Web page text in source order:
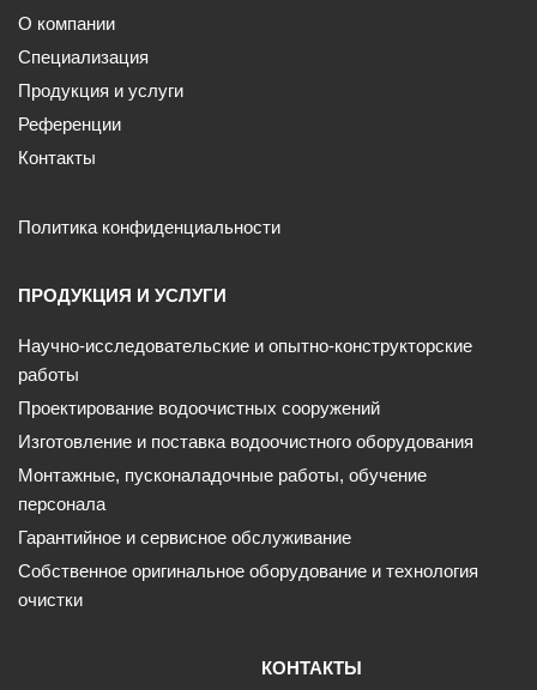
О компании
Специализация
Продукция и услуги
Референции
Контакты
Политика конфиденциальности
ПРОДУКЦИЯ И УСЛУГИ
Научно-исследовательские и опытно-конструкторские
работы
Проектирование водоочистных сооружений
Изготовление и поставка водоочистного оборудования
Монтажные, пусконаладочные работы, обучение
персонала
Гарантийное и сервисное обслуживание
Собственное оригинальное оборудование и технология
очистки
КОНТАКТЫ